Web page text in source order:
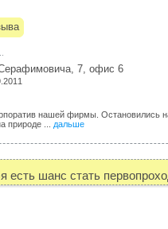
7, офис 6
нашей фирмы. Остановились
природе ... дальше
есть шанс стать